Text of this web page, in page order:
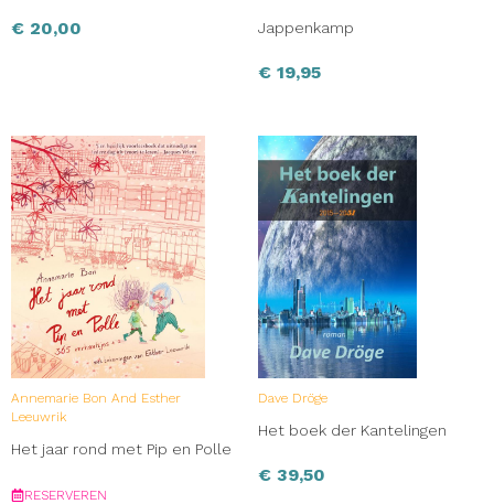
€ 20,00 Jappenkamp
€ 19,95
Annemarie Bon And Esther
Leeuwrik
Het jaar rond met Pip en Polle
RESERVEREN
Dave Dröge
Het boek der Kantelingen
€ 39,50